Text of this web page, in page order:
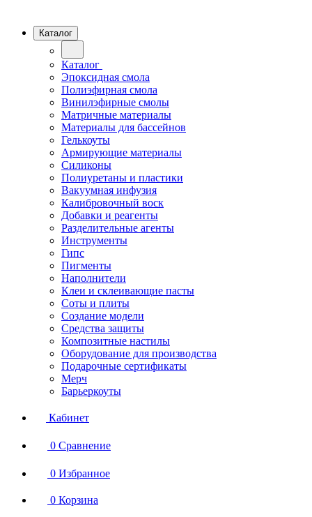
Каталог
Каталог
Эпоксидная смола
Полиэфирная смола
Винилэфирные смолы
Матричные материалы
Материалы для бассейнов
Гелькоуты
Армирующие материалы
Силиконы
Полиуретаны и пластики
Вакуумная инфузия
Калибровочный воск
Добавки и реагенты
Разделительные агенты
Инструменты
Гипс
Пигменты
Наполнители
Клеи и склеивающие пасты
Соты и плиты
Создание модели
Средства защиты
Композитные настилы
Оборудование для производства
Подарочные сертификаты
Мерч
Барьеркоуты
Кабинет
0 Сравнение
0 Избранное
0 Корзина